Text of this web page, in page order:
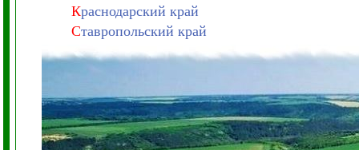
Краснодарский край
Ставропольский край